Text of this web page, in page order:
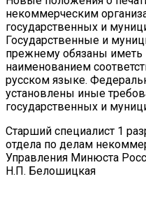
некоммерческим
государственных и
Государственные и
прежнему обязаны иметь
наименованием
русском языке.
установлены иные
государственных и
Старший специалист 1
отдела по делам
Управления Минюста
Н.П. Белошицкая